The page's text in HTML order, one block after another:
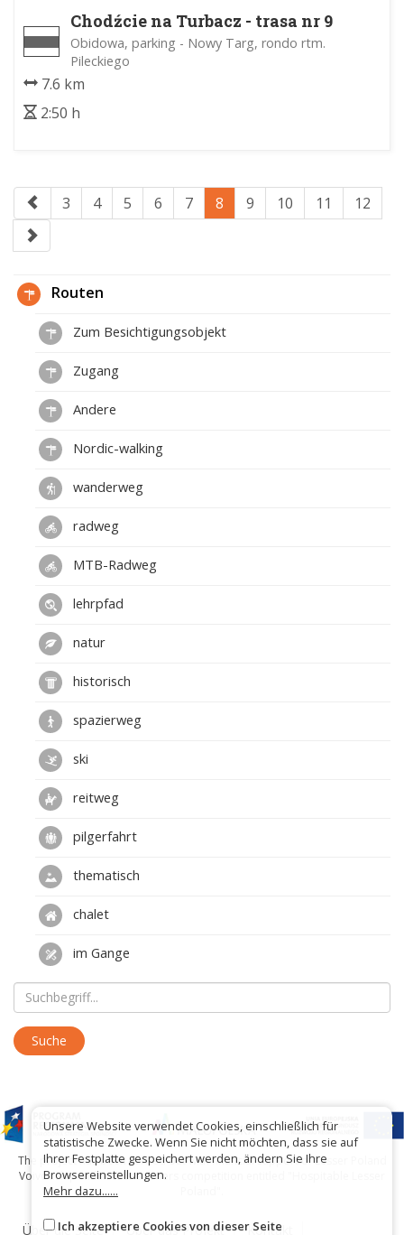
Chodźcie na Turbacz - trasa nr 9
Obidowa, parking - Nowy Targ, rondo rtm.
Pileckiego
7.6 km
2:50 h
3 4 5 6 7 8 9 10 11 12
Routen
Zum Besichtigungsobjekt
Zugang
Andere
Nordic-walking
wanderweg
radweg
MTB-Radweg
lehrpfad
natur
historisch
spazierweg
ski
reitweg
pilgerfahrt
thematisch
chalet
im Gange
The project has been carried out with financial support of Lesser Poland
Voivodship within tourist offers competition entitled "Hospitable Lesser
Über die Seite Über das Projekt Kontakt
Unsere Website verwendet Cookies, einschließlich für
statistische Zwecke. Wenn Sie nicht möchten, dass sie auf
Ihrer Festplatte gespeichert werden, ändern Sie Ihre
Browsereinstellungen.
Mehr dazu......
Ich akzeptiere Cookies von dieser Seite